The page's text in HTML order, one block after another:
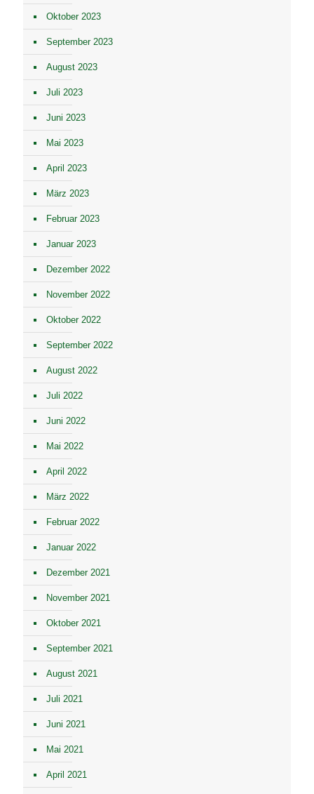
Oktober 2023
September 2023
August 2023
Juli 2023
Juni 2023
Mai 2023
April 2023
März 2023
Februar 2023
Januar 2023
Dezember 2022
November 2022
Oktober 2022
September 2022
August 2022
Juli 2022
Juni 2022
Mai 2022
April 2022
März 2022
Februar 2022
Januar 2022
Dezember 2021
November 2021
Oktober 2021
September 2021
August 2021
Juli 2021
Juni 2021
Mai 2021
April 2021